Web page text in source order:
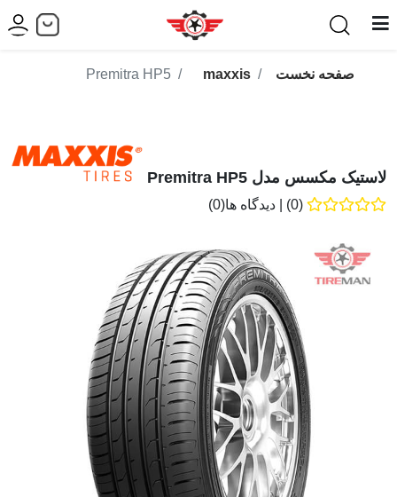
صفحه نخست maxxis
Premitra HP5
لاستیک مکسس مدل Premitra HP5
(0) دیدگاه ها(0)